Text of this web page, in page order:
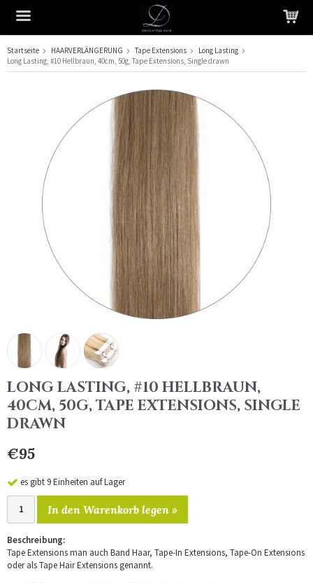
Das Produkt wurde in Ihren Warenkorb gelegt
Startseite HAARVERLÄNGERUNG Tape Extensions
Long Lasting
Long Lasting, #10 Hellbraun, 40cm, 50g, Tape Extensions, Single drawn
LONG LASTING, #10 HELLBRAUN,
40CM, 50G, TAPE EXTENSIONS, SINGLE
DRAWN
€95
es gibt 9 Einheiten auf Lager
In den Warenkorb legen »
Beschreibung:
Tape Extensions man auch Band Haar, Tape-In Extensions, Tape-On Extensions
oder als Tape Hair Extensions genannt.